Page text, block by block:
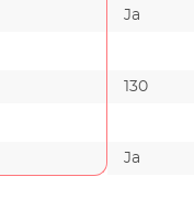
Ja
130
Ja